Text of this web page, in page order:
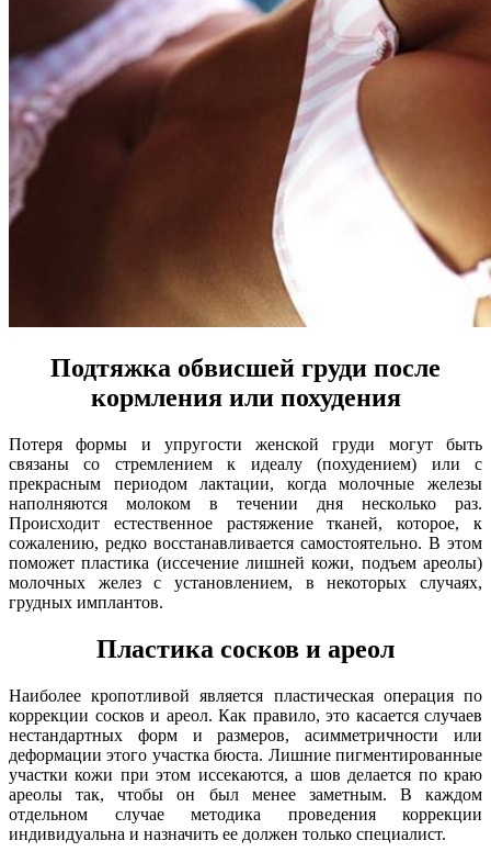
Подтяжка обвисшей груди после
кормления или похудения
Потеря формы и упругости женской груди могут быть
связаны со стремлением к идеалу (похудением) или с
прекрасным периодом лактации, когда молочные железы
наполняются молоком в течении дня несколько раз.
Происходит естественное растяжение тканей, которое, к
сожалению, редко восстанавливается самостоятельно. В этом
поможет пластика (иссечение лишней кожи, подъем ареолы)
молочных желез с установлением, в некоторых случаях,
грудных имплантов.
Пластика сосков и ареол
Наиболее кропотливой является пластическая операция по
коррекции сосков и ареол. Как правило, это касается случаев
нестандартных форм и размеров, асимметричности или
деформации этого участка бюста. Лишние пигментированные
участки кожи при этом иссекаются, а шов делается по краю
ареолы так, чтобы он был менее заметным. В каждом
отдельном случае методика проведения коррекции
индивидуальна и назначить ее должен только специалист.